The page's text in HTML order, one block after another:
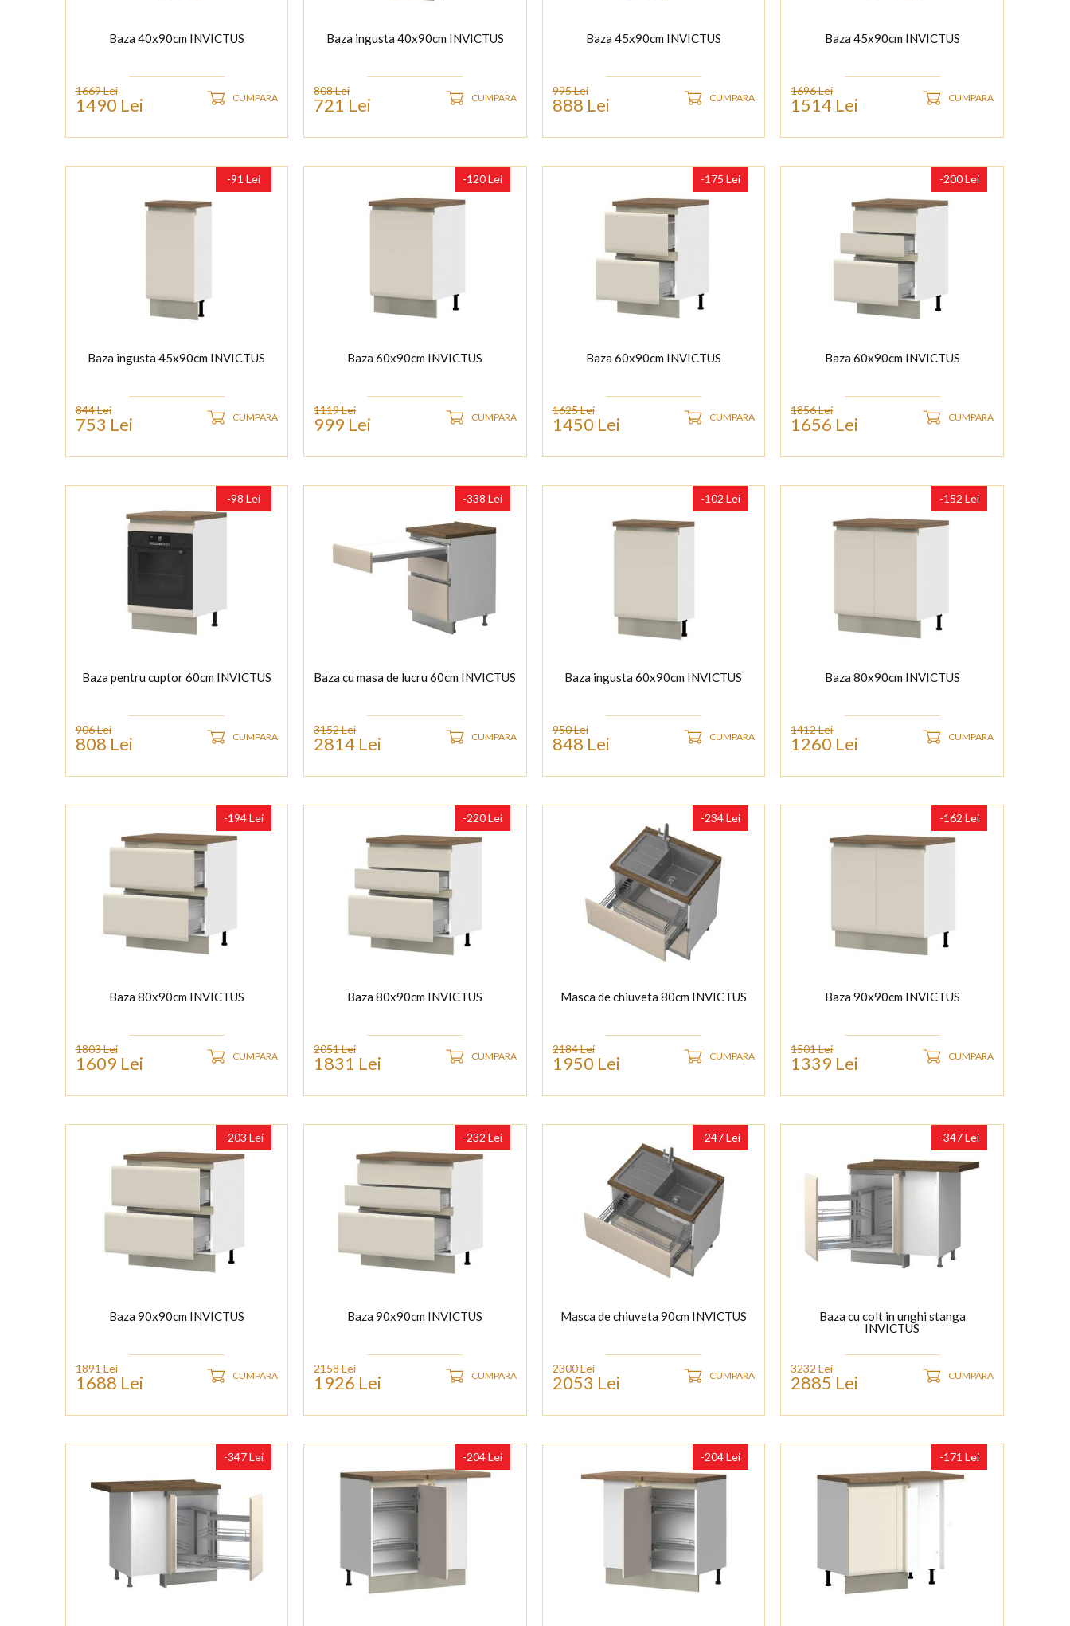
Baza 40x90cm INVICTUS
1669 Lei
1490 Lei CUMPARA
Baza ingusta 40x90cm INVICTUS
808 Lei
721 Lei CUMPARA
Baza 45x90cm INVICTUS
995 Lei
888 Lei CUMPARA
Baza 45x90cm INVICTUS
1696 Lei
1514 Lei CUMPARA
-91 Lei
Baza ingusta 45x90cm INVICTUS
844 Lei
753 Lei CUMPARA
-120 Lei
Baza 60x90cm INVICTUS
1119 Lei
999 Lei CUMPARA
-175 Lei
Baza 60x90cm INVICTUS
1625 Lei
1450 Lei CUMPARA
-200 Lei
Baza 60x90cm INVICTUS
1856 Lei
1656 Lei CUMPARA
-98 Lei
Baza pentru cuptor 60cm INVICTUS
906 Lei
808 Lei CUMPARA
-338 Lei
Baza cu masa de lucru 60cm INVICTUS
3152 Lei
2814 Lei CUMPARA
-102 Lei
Baza ingusta 60x90cm INVICTUS
950 Lei
848 Lei CUMPARA
-152 Lei
Baza 80x90cm INVICTUS
1412 Lei
1260 Lei CUMPARA
-194 Lei
Baza 80x90cm INVICTUS
1803 Lei
1609 Lei CUMPARA
-220 Lei
Baza 80x90cm INVICTUS
2051 Lei
1831 Lei CUMPARA
-234 Lei
Masca de chiuveta 80cm INVICTUS
2184 Lei
1950 Lei CUMPARA
-162 Lei
Baza 90x90cm INVICTUS
1501 Lei
1339 Lei CUMPARA
-203 Lei
Baza 90x90cm INVICTUS
1891 Lei
1688 Lei CUMPARA
-232 Lei
Baza 90x90cm INVICTUS
2158 Lei
1926 Lei CUMPARA
-247 Lei
Masca de chiuveta 90cm INVICTUS
2300 Lei
2053 Lei CUMPARA
-347 Lei
Baza cu colt in unghi stanga
INVICTUS
3232 Lei
2885 Lei CUMPARA
-347 Lei -204 Lei -204 Lei -171 Lei